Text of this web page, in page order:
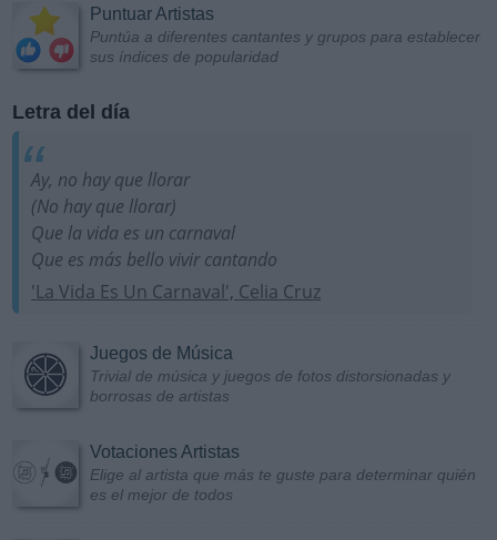
Puntuar Artistas
Puntúa a diferentes cantantes y grupos para establecer
sus índices de popularidad
Letra del día
Ay, no hay que llorar
(No hay que llorar)
Que la vida es un carnaval
Que es más bello vivir cantando
'La Vida Es Un Carnaval', Celia Cruz
Juegos de Música
Trivial de música y juegos de fotos distorsionadas y
borrosas de artistas
Votaciones Artistas
Elige al artista que más te guste para determinar quién
es el mejor de todos